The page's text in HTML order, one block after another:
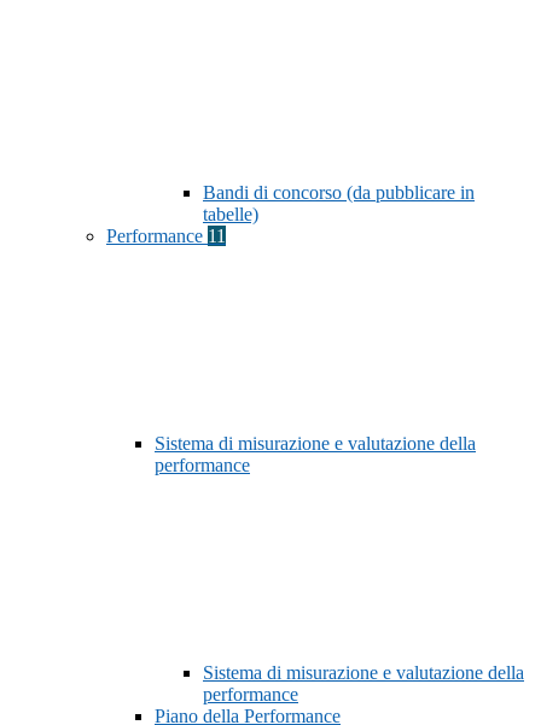
Bandi di concorso (da pubblicare in
tabelle)
Performance 11
Sistema di misurazione e valutazione della
performance
Sistema di misurazione e valutazione della
performance
Piano della Performance